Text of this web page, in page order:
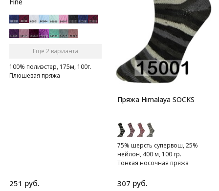
Ещё 2 варианта
100% полиэстер, 175м, 100г.
Плюшевая пряжа
251 руб.
Пряжа Himalaya SOCKS
75% шерсть cупервош, 25%
нейлон, 400 м, 100 гр.
Тонкая носочная пряжа
307 руб.